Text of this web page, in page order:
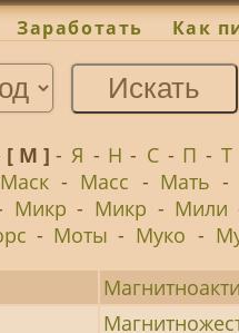
Заработать Как
[ М ]- Я - Н - С - П - Т
Маск - Масс - Мать -
Микр - Микр - Мили
- Моты - Муко -